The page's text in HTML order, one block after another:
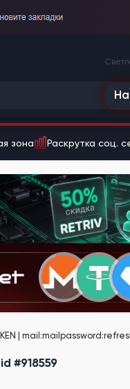
зона Раскрутка соц.
|
#918559